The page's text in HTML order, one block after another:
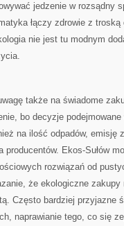
jedzenie w rozsądny
łączy zdrowie z
nie jest tu modnym
także na świadome
bo decyzje
na ilość odpadów, emisję
producentów. Ekos-Sułów
rozwiązań od
że ekologiczne zakupy
Często bardziej przyjazne
naprawianie tego, co się